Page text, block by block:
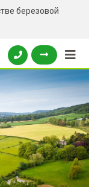
березовой